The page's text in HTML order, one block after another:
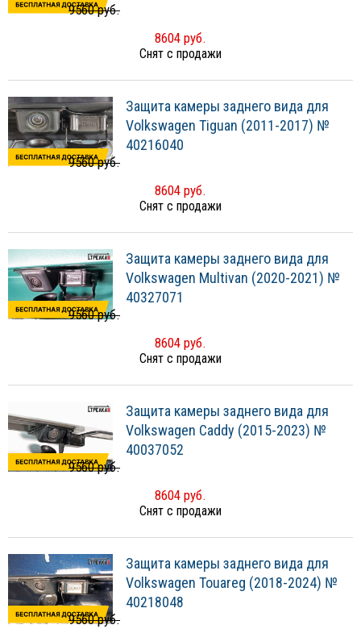
9560 руб.
8604 руб.
Снят с продажи
Защита камеры заднего вида для
Volkswagen Tiguan (2011-2017) №
40216040
9560 руб.
8604 руб.
Снят с продажи
Защита камеры заднего вида для
Volkswagen Multivan (2020-2021) №
40327071
9560 руб.
8604 руб.
Снят с продажи
Защита камеры заднего вида для
Volkswagen Caddy (2015-2023) №
40037052
9560 руб.
8604 руб.
Снят с продажи
Защита камеры заднего вида для
Volkswagen Touareg (2018-2024) №
40218048
9560 руб.